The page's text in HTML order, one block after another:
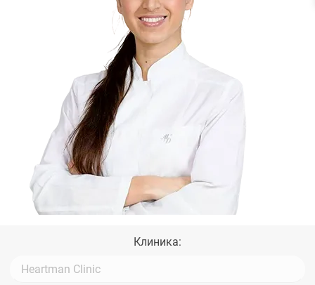
Клиника: